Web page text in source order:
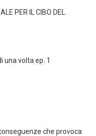
PER IL CIBO DEL
una volta ep. 1
che provoca